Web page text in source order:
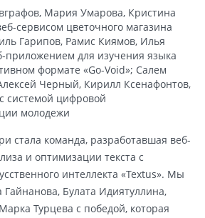
Мария Умарова, Кристина
сервисом цветочного магазина
Гарипов, Рамис Киямов, Илья
приложением для изучения языка
формате «Go-Void»; Салем
Черный, Кирилл Ксенафонтов,
системой цифровой
молодежи
стала команда, разработавшая веб-
и оптимизации текста с
интеллекта «Textus». Мы
Булата Идиятуллина,
Турцева с победой, которая